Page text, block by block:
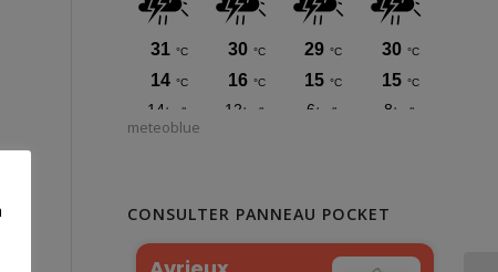
meteoblue
CONSULTER PANNEAU POCKET